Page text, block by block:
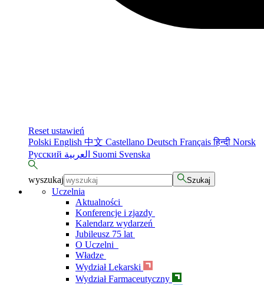
Reset ustawień
Polski English 中文 Castellano Deutsch Françaisहिन्दी Norsk
Русский
Suomi Svenska
wyszukaj Szukaj
Uczelnia
Aktualności
Konferencje i zjazdy
Kalendarz wydarzeń
Jubileusz 75 lat
O Uczelni
Władze
Wydział Lekarski
Wydział Farmaceutyczny